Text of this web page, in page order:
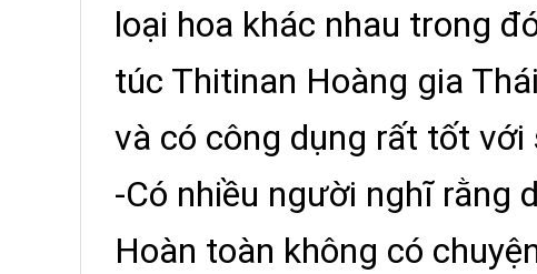
loại hoa khác nhau trong
túc Thitinan Hoàng gia
và có công dụng rất tốt với
-Có nhiều người nghĩ rằng
Hoàn toàn không có